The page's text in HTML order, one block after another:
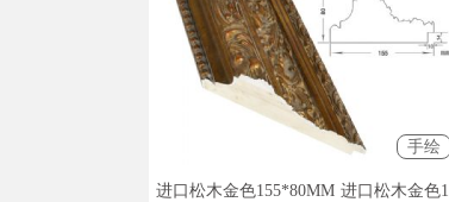
手绘
进口松木金色155*80MM 进口松木金色1